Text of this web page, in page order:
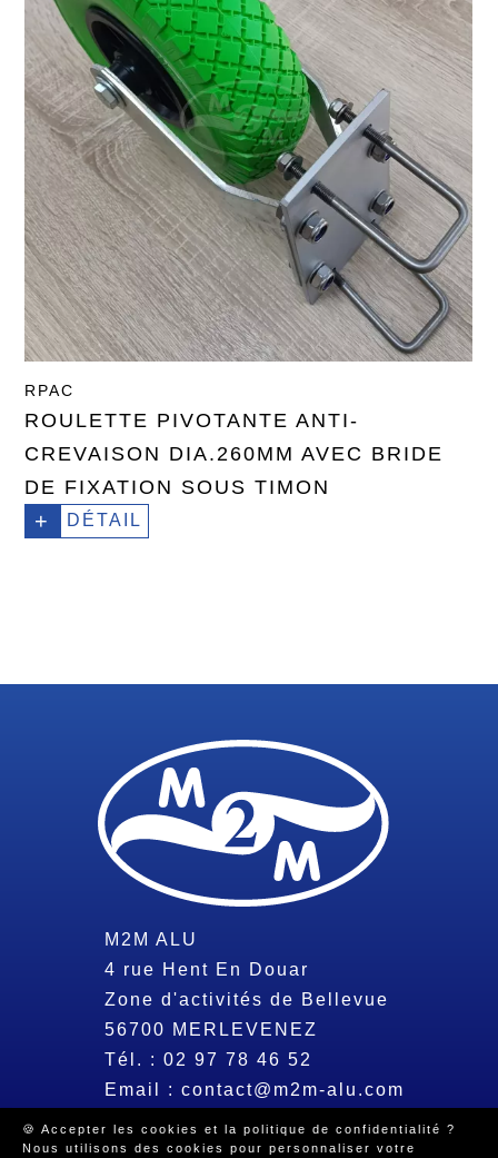
RPAC
ROULETTE PIVOTANTE ANTI-
CREVAISON DIA.260MM AVEC BRIDE
DE FIXATION SOUS TIMON
+ DÉTAIL
M2M ALU
4 rue Hent En Douar
Zone d'activités de Bellevue
56700 MERLEVENEZ
Tél. :02 97 78 46 52
Email :contact@m2m-alu.com
© 2026 Tous droits réservés -Mentions légales-Politique de
🍪 Accepter les cookies et la politique de confidentialité ?
Nous utilisons des cookies pour personnaliser votre